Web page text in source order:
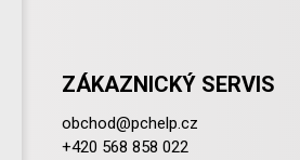
ZÁKAZNICKÝ SERVIS
obchod@pchelp.cz
+420 568 858 022